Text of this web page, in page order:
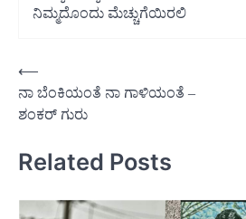
ನಿಮ್ಮದೊಂದು ಮೆಚ್ಚುಗೆಯಿರಲಿ
Post
navigation
⟵
ನಾ ಬೆಂಕಿಯಂತೆ ನಾ ಗಾಳಿಯಂತೆ –
ಶಂಕರ್ ಗುರು
Related Posts